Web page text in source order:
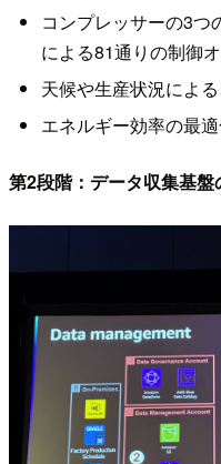
コンプレッサーの3つ
による81通りの制御
天候や生産状況によ
エネルギー効率の最
第2段階：データ収集基盤